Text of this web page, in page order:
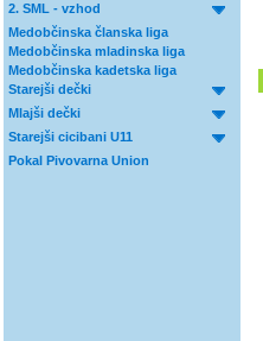
2. SML - vzhod
Medobčinska članska liga
Medobčinska mladinska liga
Medobčinska kadetska liga
Starejši dečki
Mlajši dečki
Starejši cicibani U11
Pokal Pivovarna Union